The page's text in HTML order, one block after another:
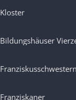
Kloster
Bildungshäuser
Franziskaner